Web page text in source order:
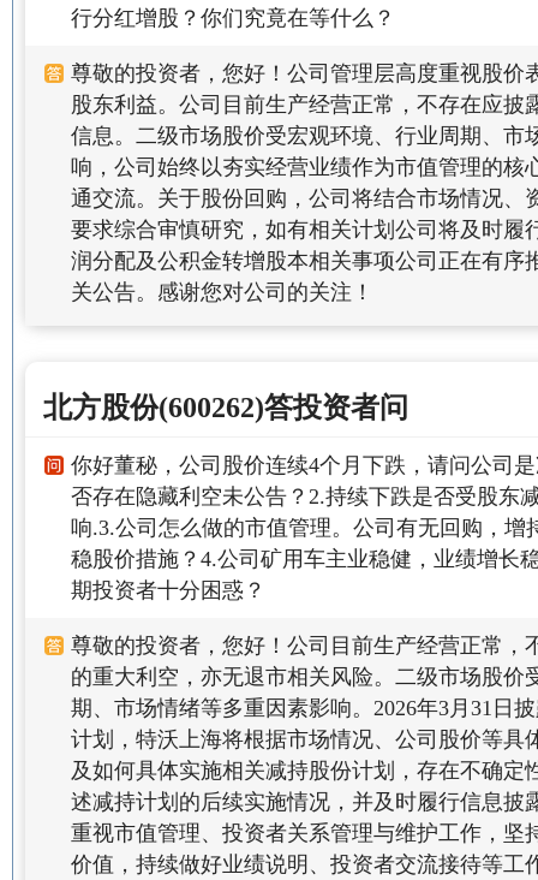
行分红增股？你们究竟在等什么？
尊敬的投资者，您好！公司管理层高度重视股价
股东利益。公司目前生产经营正常，不存在应披
信息。二级市场股价受宏观环境、行业周期、市
响，公司始终以夯实经营业绩作为市值管理的核
通交流。关于股份回购，公司将结合市场情况、
要求综合审慎研究，如有相关计划公司将及时履
润分配及公积金转增股本相关事项公司正在有序
关公告。感谢您对公司的关注！
北方股份(600262)答投资者问
你好董秘，公司股价连续4个月下跌，请问公司
否存在隐藏利空未公告？2.持续下跌是否受股东
响.3.公司怎么做的市值管理。公司有无回购，增
稳股价措施？4.公司矿用车主业稳健，业绩增长
期投资者十分困惑？
尊敬的投资者，您好！公司目前生产经营正常，
的重大利空，亦无退市相关风险。二级市场股价
期、市场情绪等多重因素影响。2026年3月31日
计划，特沃上海将根据市场情况、公司股价等具
及如何具体实施相关减持股份计划，存在不确定
述减持计划的后续实施情况，并及时履行信息披
重视市值管理、投资者关系管理与维护工作，坚
价值，持续做好业绩说明、投资者交流接待等工